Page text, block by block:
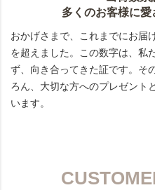
多くのお客様に愛
おかげさまで、これまでにお届
を超えました。この数字は、私
ず、向き合ってきた証です。そ
ろん、大切な方へのプレゼント
います。